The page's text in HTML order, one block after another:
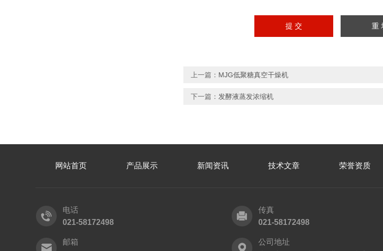
上一篇： MJG低聚糖真空干燥机
下一篇： 发酵液蒸发浓缩机
网站首页 产品展示 新闻资讯 技术文章 荣誉资质
电话
021-58172498
传真
021-58172498
邮箱
公司地址